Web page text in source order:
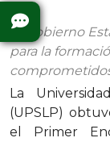
El Gobierno
para la
La
(UPSLP)
el Primer